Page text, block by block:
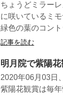
ちょうどミラー
に咲いているミ
緑色の葉のコン
記事を読む
明月院で紫陽
2020年06月03日
紫陽花観賞は毎